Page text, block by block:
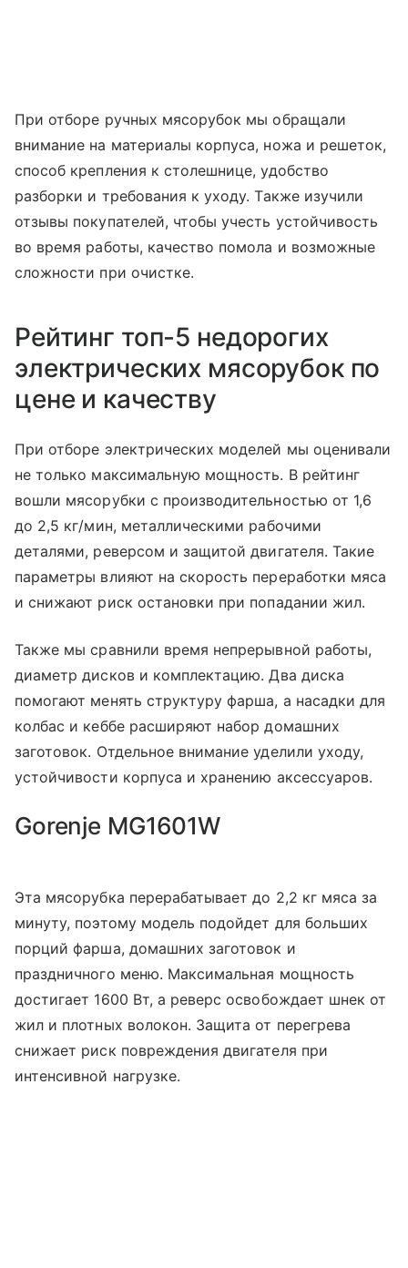
При отборе ручных мясорубок мы обращали
внимание на материалы корпуса, ножа и решеток,
способ крепления к столешнице, удобство
разборки и требования к уходу. Также изучили
отзывы покупателей, чтобы учесть устойчивость
во время работы, качество помола и возможные
сложности при очистке.
Рейтинг топ-5 недорогих
электрических мясорубок по
цене и качеству
При отборе электрических моделей мы оценивали
не только максимальную мощность. В рейтинг
вошли мясорубки с производительностью от 1,6
до 2,5 кг/мин, металлическими рабочими
деталями, реверсом и защитой двигателя. Такие
параметры влияют на скорость переработки мяса
и снижают риск остановки при попадании жил.
Также мы сравнили время непрерывной работы,
диаметр дисков и комплектацию. Два диска
помогают менять структуру фарша, а насадки для
колбас и кеббе расширяют набор домашних
заготовок. Отдельное внимание уделили уходу,
устойчивости корпуса и хранению аксессуаров.
Gorenje MG1601W
Эта мясорубка перерабатывает до 2,2 кг мяса за
минуту, поэтому модель подойдет для больших
порций фарша, домашних заготовок и
праздничного меню. Максимальная мощность
достигает 1600 Вт, а реверс освобождает шнек от
жил и плотных волокон. Защита от перегрева
снижает риск повреждения двигателя при
интенсивной нагрузке.